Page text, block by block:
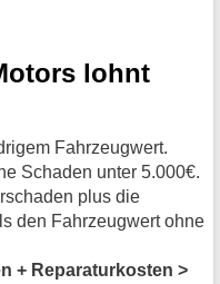
lohnt
Fahrzeugwert.
Schaden unter 5.000€.
plus die
den Fahrzeugwert ohne
+ Reparaturkosten >